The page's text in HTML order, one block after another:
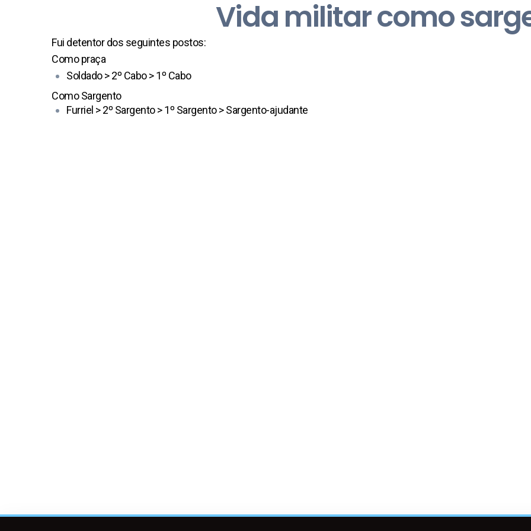
Vida militar como
Fui detentor dos seguintes postos:
Como praça
Soldado > 2º Cabo > 1º Cabo
Como Sargento
Furriel > 2º Sargento > 1º Sargento > Sargento-ajudante